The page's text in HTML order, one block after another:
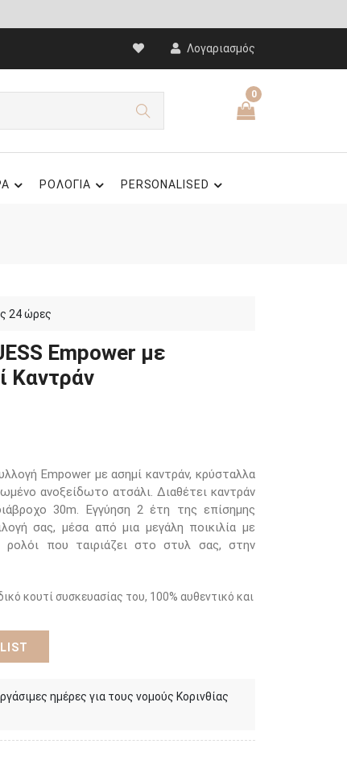
Λογαριασμός
0
ΡΟΛΟΓΙΑ PERSONALISED
24 ώρες
Empower με
Καντράν
Empower με ασημί καντράν, κρύσταλλα
ανοξείδωτο ατσάλι. Διαθέτει καντράν
30m. Εγγύηση 2 έτη της επίσημης
σας, μέσα από μια μεγάλη ποικιλία με
που ταιριάζει στο στυλ σας, στην
κουτί συσκευασίας του, 100% αυθεντικό και
ημέρες για τους νομούς Κορινθίας